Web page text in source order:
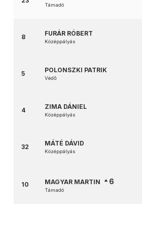
Támadó
8 FURÁR RÓBERT
Középpályás
5 POLONSZKI PATRIK
Védő
4 ZIMA DÁNIEL
Középpályás
32 MÁTÉ DÁVID
Középpályás
10 MAGYAR MARTIN 6
Támadó